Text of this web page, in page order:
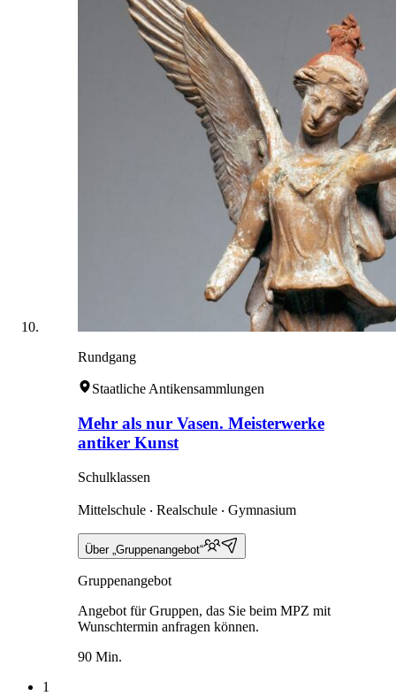
Rundgang
Staatliche Antikensammlungen
Mehr als nur Vasen. Meisterwerke
antiker Kunst
Schulklassen
Mittelschule ‧ Realschule ‧ Gymnasium
Über „Gruppenangebot“
Gruppenangebot
Angebot für Gruppen, das Sie beim MPZ mit
Wunschtermin anfragen können.
90 Min.
1